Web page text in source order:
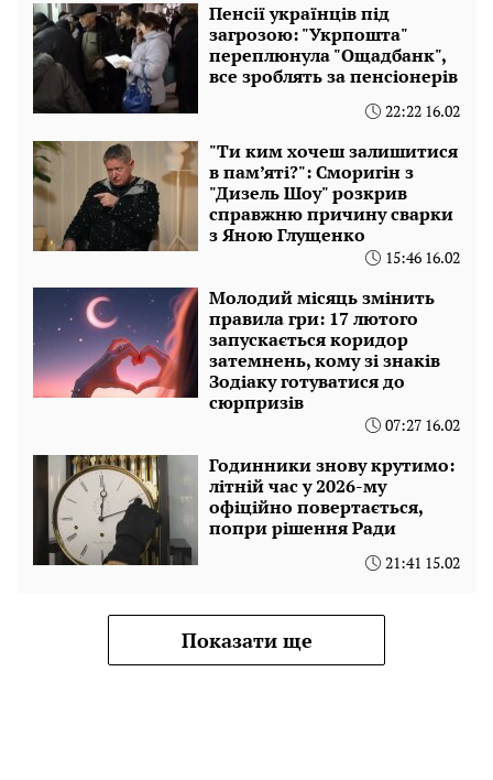
Пенсії українців під
загрозою: "Укрпошта"
переплюнула "Ощадбанк",
все зроблять за пенсіонерів
22:22 16.02
"Ти ким хочеш залишитися
в пам’яті?": Сморигін з
"Дизель Шоу" розкрив
справжню причину сварки
з Яною Глущенко
15:46 16.02
Молодий місяць змінить
правила гри: 17 лютого
запускається коридор
затемнень, кому зі знаків
Зодіаку готуватися до
сюрпризів
07:27 16.02
Годинники знову крутимо:
літній час у 2026-му
офіційно повертається,
попри рішення Ради
21:41 15.02
Показати ще